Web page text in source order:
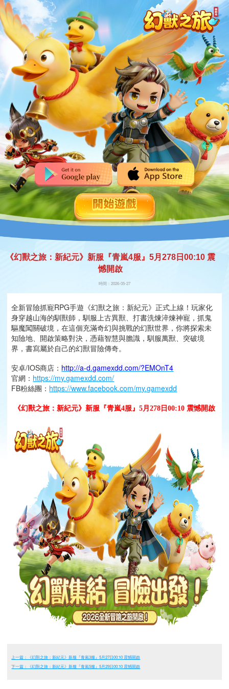
《幻獸之旅：新紀元》新服『青嵐4服』5月278日00:10 震
憾開啟
時間：2026-05-27
全新冒險抓寵RPG手遊《幻獸之旅：新紀元》正式上線！玩家化
身穿越山海的馴獸師，馴服上古異獸、打書洗煉淬煉神寵，抓鬼
驅魔闖關破境，在這個充滿奇幻與挑戰的幻獸世界，你將探索未
知險地、開啟策略對決，憑藉智慧與膽識，馴服萬獸、突破境
界，書寫屬於自己的幻獸冒險傳奇。
安卓/IOS商店： http://a-d.gamexdd.com/?EMOnT4
官網： https://my.gamexdd.com/
FB粉絲團： https://www.facebook.com/my.gamexdd
《幻獸之旅：新紀元》新服『青嵐4服』5月278日00:10 震憾開啟
上一篇：《幻獸之旅：新紀元》新服『青嵐3服』5月27日00:10 震憾開啟
下一篇：《幻獸之旅：新紀元》新服『青嵐5服』5月29日00:10 震憾開啟